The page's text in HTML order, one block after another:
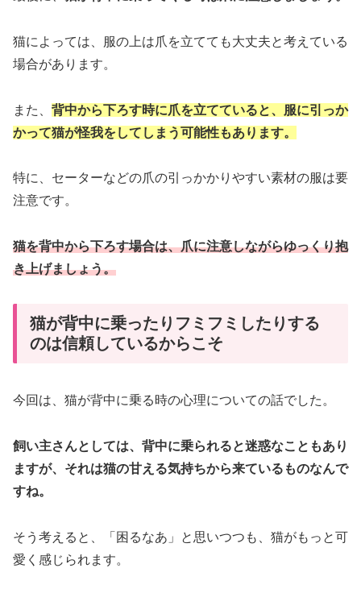
猫によっては、服の上は爪を立てても大丈夫と考えている
場合があります。
また、 背中から下ろす時に爪を立てていると、服に引っか
かって猫が怪我をしてしまう可能性もあります。
特に、セーターなどの爪の引っかかりやすい素材の服は要
注意です。
猫を背中から下ろす場合は、爪に注意しながらゆっくり抱
き上げましょう。
猫が背中に乗ったりフミフミしたりする
のは信頼しているからこそ
今回は、猫が背中に乗る時の心理についての話でした。
飼い主さんとしては、背中に乗られると迷惑なこともあり
ますが、それは猫の甘える気持ちから来ているものなんで
すね。
そう考えると、「困るなあ」と思いつつも、猫がもっと可
愛く感じられます。